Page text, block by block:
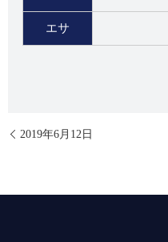
エサ
2019年6月12日